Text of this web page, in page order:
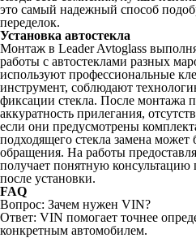
это самый надежный способ
переделок.
Установка автостекла
Монтаж в Leader Avtoglass
работы с автостеклами разных
используют профессиональные
инструмент, соблюдают
фиксации стекла. После монтажа
аккуратность прилегания,
если они предусмотрены
подходящего стекла замена
обращения. На работы
получает понятную консультацию
после установки.
FAQ
Вопрос: Зачем нужен VIN?
Ответ: VIN помогает точнее
конкретным автомобилем.